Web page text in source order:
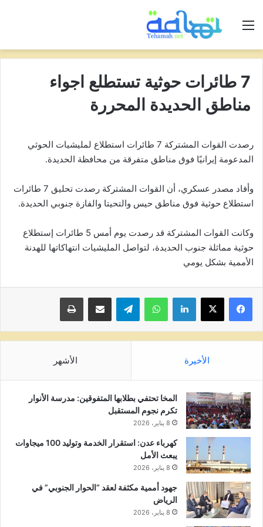
القائمة
7 طائرات حوثية تستطلع اجواء
مناطق الحديدة المحررة
رصدت القوات المشتركة 7 طائرات استطلاع لمليشيات الحوثي
المدعومة إيرانيًا فوق مناطق متفرقة من محافظة الحديدة.
وأفاد مصدر عسكري، أن القوات المشتركة رصدت تحليق 7 طائرات
استطلاع حوثية فوق مناطق حيس والتحيتا والفازة جنوبي الحديدة.
وكانت القوات المشتركة قد رصدت يوم أمس 5 طائرات إستطلاع
حوثية مماثلة جنوب الحديدة، لتواصل المليشيات انتهاكاتها للهدنة
الأممية بشكل يومي
لينكدإن واتساب تيلقرام مشاركة عبر البريد طباعة
الأخيرة الأشهر
المخا تحتفي بطلابها المتفوقين: مدرسة الأنوار
تكرم نجوم المستقبل
8 يناير، 2026
كهرباء عدن: استقرار الخدمة وتوليد 100 ميجاوات
يبعث الأمل
8 يناير، 2026
جهود أممية مكثفة لعقد “الحوار الجنوبي” في
الرياض
8 يناير، 2026